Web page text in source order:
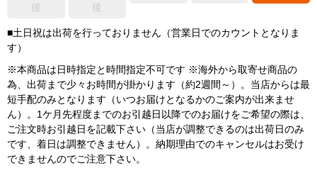
後
後
■土日祝は出荷を行っておりません（営業日でのカウントとなりま
す）
※本商品は日時指定と時間指定不可です ※海外から取寄せ商品の
為、出荷まで少々お時間が掛かります（約2週間～）。当店からは最
短手配のみとなります（いつお届けとなるかのご案内が出来ませ
ん）。1ケ月先程度までのお引越日以降でのお届けをご希望の際は、
ご注文時お引越日を記載下さい（当店が調整できるのは出荷日のみ
です、着日は調整できません）。納期理由でのキャンセルはお受け
できませんのでご注意下さい。